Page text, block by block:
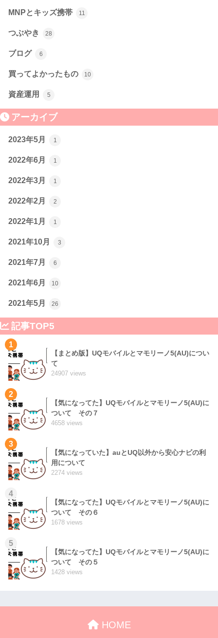
MNPとキッズ携帯 11
つぶやき 28
ブログ 6
買ってよかったもの 10
資産運用 5
アーカイブ
2023年5月 1
2022年6月 1
2022年3月 1
2022年2月 2
2022年1月 1
2021年10月 3
2021年7月 6
2021年6月 10
2021年5月 26
記事TOP5
1
【まとめ版】UQモバイルとマモリーノ5(AU)につい
て
24907 views
2
【気になってた】UQモバイルとマモリーノ5(AU)に
ついて その７
4658 views
3
【気になっていた】auとUQ以外から安心ナビの利
用について
2274 views
4
【気になってた】UQモバイルとマモリーノ5(AU)に
ついて その６
1678 views
5
【気になってた】UQモバイルとマモリーノ5(AU)に
ついて その５
1428 views
HOME